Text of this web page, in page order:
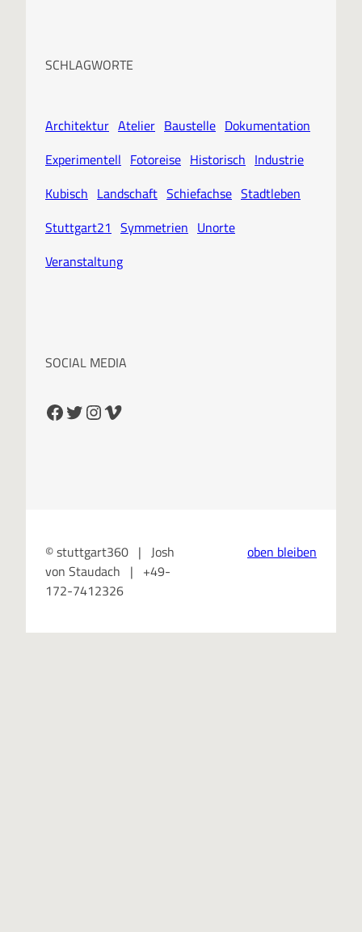
SCHLAGWORTE
Architektur Atelier Baustelle Dokumentation
Experimentell Fotoreise Historisch Industrie
Kubisch Landschaft Schiefachse Stadtleben
Stuttgart21 Symmetrien Unorte
Veranstaltung
SOCIAL MEDIA
Facebook Twitter InstagramVimeo
© stuttgart360 | Josh
von Staudach | +49-
172-7412326
oben bleiben